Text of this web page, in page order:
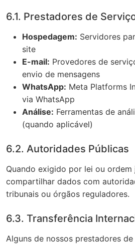
6.1. Prestadores de
Hospedagem: Servidores
site
E-mail: Provedores de
envio de mensagens
WhatsApp: Meta Platforms
via WhatsApp
Análise: Ferramentas de
(quando aplicável)
6.2. Autoridades Públicas
Quando exigido por lei ou
compartilhar dados com
tribunais ou órgãos reguladores.
6.3. Transferência
Alguns de nossos prestadores